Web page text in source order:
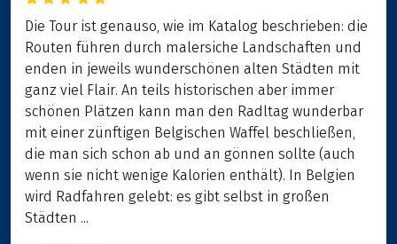
Die Tour ist genauso, wie im Katalog beschrieben: die
Routen führen durch malersiche Landschaften und
enden in jeweils wunderschönen alten Städten mit
ganz viel Flair. An teils historischen aber immer
schönen Plätzen kann man den Radltag wunderbar
mit einer zünftigen Belgischen Waffel beschließen,
die man sich schon ab und an gönnen sollte (auch
wenn sie nicht wenige Kalorien enthält). In Belgien
wird Radfahren gelebt: es gibt selbst in großen
Städten ...